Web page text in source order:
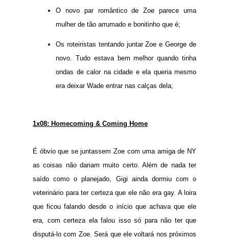
O novo par romântico de Zoe parece uma
mulher de tão arrumado e bonitinho que é;
Os roteiristas tentando juntar Zoe e George de
novo. Tudo estava bem melhor quando tinha
ondas de calor na cidade e ela queria mesmo
era deixar Wade entrar nas calças dela;
1x08: Homecoming & Coming Home
É óbvio que se juntassem Zoe com uma amiga de NY
as coisas não dariam muito certo. Além de nada ter
saído como o planejado, Gigi ainda dormiu com o
veterinário para ter certeza que ele não era gay. A loira
que ficou falando desde o início que achava que ele
era, com certeza ela falou isso só para não ter que
disputá-lo com Zoe. Será que ele voltará nos próximos